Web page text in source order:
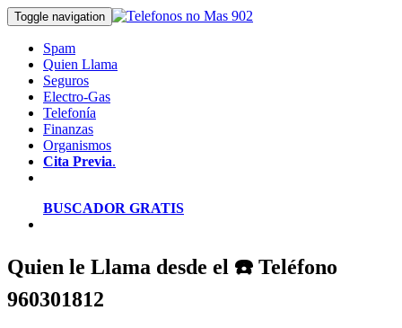
Toggle navigation
Spam
Quien Llama
Seguros
Electro-Gas
Telefonía
Finanzas
Organismos
Cita Previa.
BUSCADOR GRATIS
Quien le Llama desde el ☎️ Teléfono
960301812